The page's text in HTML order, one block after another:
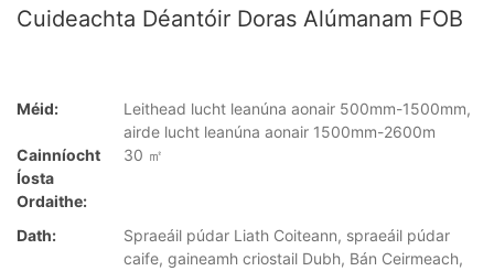
Cuideachta Déantóir Doras Alúmanam FOB
Méid:
Leithead lucht leanúna aonair 500mm-1500mm,
airde lucht leanúna aonair 1500mm-2600m
Cainníocht
Íosta
Ordaithe:
30 ㎡
Dath:
Spraeáil púdar Liath Coiteann, spraeáil púdar
caife, gaineamh criostail Dubh, Bán Ceirmeach,